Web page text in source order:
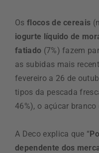
Os flocos de cereais
iogurte líquido de
fatiado (7%) fazem
as subidas mais
fevereiro a 26 de
tipos da pescada
46%), o açúcar branco
A Deco explica que “
dependente dos